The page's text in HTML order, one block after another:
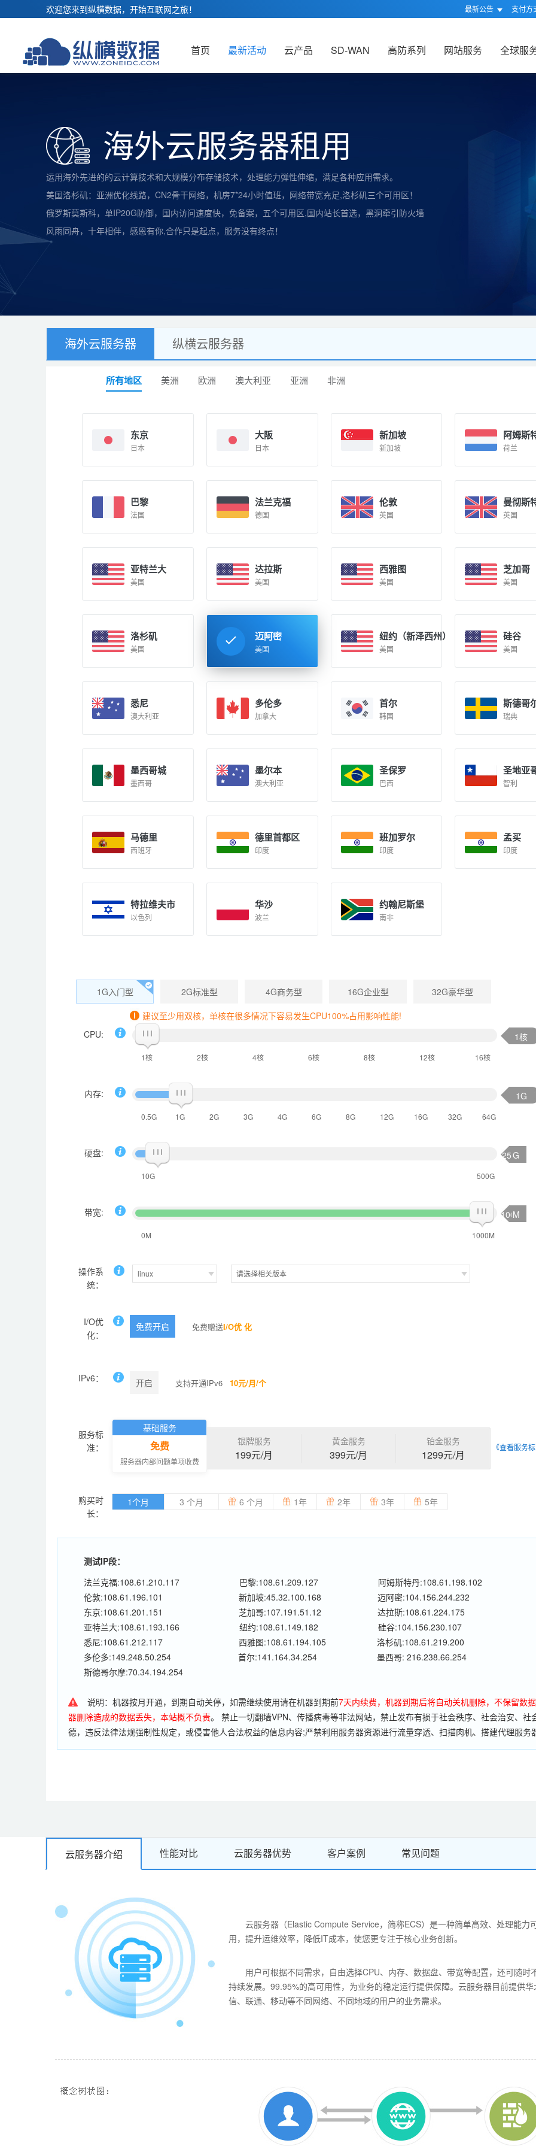
最新公告 支付方
欢迎您来到纵横数据，开始互联网之旅！
首页 最新活动 云产品 SD-WAN 高防系列 网站服务 全球服
海外云服务器租用
运用海外先进的的云计算技术和大规模分布存储技术，处理能力弹性伸缩，满足各种应用需求。
美国洛杉矶：亚洲优化线路，CN2骨干网络，机房7*24小时值班，网络带宽充足,洛杉矶三个可用区！
俄罗斯莫斯科，单IP20G防御，国内访问速度快，免备案，五个可用区,国内站长首选，黑洞牵引防火墙
风雨同舟，十年相伴，感恩有你,合作只是起点，服务没有终点！
海外云服务器 纵横云服务器
所有地区 美洲 欧洲 澳大利亚 亚洲 非洲
东京
日本
大阪
日本
新加坡
新加坡
阿姆斯
荷兰
巴黎
法国
法兰克福
德国
伦敦
英国
曼彻斯
英国
亚特兰大
美国
达拉斯
美国
西雅图
美国
芝加哥
美国
洛杉矶
美国
迈阿密
美国
纽约（新泽西州）
美国
硅谷
美国
悉尼
澳大利亚
多伦多
加拿大
首尔
韩国
斯德哥
瑞典
墨西哥城
墨西哥
墨尔本
澳大利亚
圣保罗
巴西
圣地亚
智利
马德里
西班牙
德里首都区
印度
班加罗尔
印度
孟买
印度
特拉维夫市
以色列
华沙
波兰
约翰尼斯堡
南非
1G入门型 2G标准型 4G商务型 16G企业型 32G豪华型
CPU:
建议至少用双核，单核在很多情况下容易发生CPU100%占用影响性能!
1核
1核 2核 4核 6核 8核 12核 16核
内存: 1G
0.5G 1G 2G 3G 4G 6G 8G 12G 16G 32G 64G
硬盘: G
10G 500G
带宽: M
0M 1000M
操作系
统：
linux 请选择相关版本
I/O优
化：
免费开启 免费赠送I/O优 化
IPv6： 开启 支持开通IPv6 10元/月/个
服务标
准：
基础服务
免费
服务器内部问题单项收费
银牌服务
199元/月
黄金服务
399元/月
铂金服务
1299元/月
《查看服务
购买时
长：
1个月 3 个月 6 个月 1年 2年 3年 5年
测试IP段：
法兰克福:108.61.210.117
巴黎:108.61.209.127
阿姆斯特丹:108.61.198.102
伦敦:108.61.196.101
新加坡:45.32.100.168
迈阿密:104.156.244.232
东京:108.61.201.151
芝加哥:107.191.51.12
达拉斯:108.61.224.175
亚特兰大:108.61.193.166
纽约:108.61.149.182
硅谷:104.156.230.107
悉尼:108.61.212.117
西雅图:108.61.194.105
洛杉矶:108.61.219.200
多伦多:149.248.50.254
首尔:141.164.34.254
墨西哥: 216.238.66.254
斯德哥尔摩:70.34.194.254
说明：机器按月开通，到期自动关停，如需继续使用请在机器到期前7天内续费，机器到期后将自动关机删除，不保留数
器删除造成的数据丢失，本站概不负责。 禁止一切翻墙VPN、传播病毒等非法网站，禁止发布有损于社会秩序、社会治安、社
德，违反法律法规强制性规定，或侵害他人合法权益的信息内容;严禁利用服务器资源进行流量穿透、扫描肉机、搭建代理服务
邮件服务器，利用工具发送或转发邮件、对外发包等非法应用;严禁危害电信网络安全和信息安全的任何行为;我司有严格的监
云服务器介绍 性能对比 云服务器优势 客户案例 常见问题
云服务器（Elastic Compute Service，简称ECS）是一种简单高效、处理能
用，提升运维效率，降低IT成本，使您更专注于核心业务创新。
用户可根据不同需求，自由选择CPU、内存、数据盘、带宽等配置，还可随
持续发展。99.95%的高可用性，为业务的稳定运行提供保障。云服务器目前提供
信、联通、移动等不同网络、不同地域的用户的业务需求。